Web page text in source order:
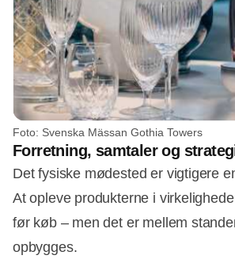
Foto: Svenska Mässan Gothia Towers
Forretning, samtaler og
Det fysiske mødested er vigtigere
At opleve produkterne i
før køb – men det er mellem
opbygges.